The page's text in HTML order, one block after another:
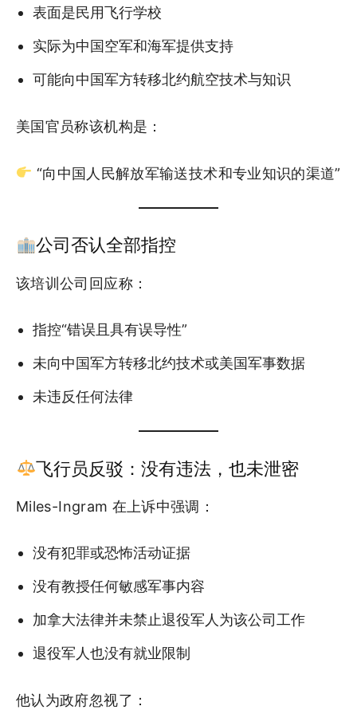
表面是民用飞行学校
实际为中国空军和海军提供支持
可能向中国军方转移北约航空技术与知识
美国官员称该机构是：
“向中国人民解放军输送技术和专业知识的渠道”
公司否认全部指控
该培训公司回应称：
指控“错误且具有误导性”
未向中国军方转移北约技术或美国军事数据
未违反任何法律
飞行员反驳：没有违法，也未泄密
Miles-Ingram 在上诉中强调：
没有犯罪或恐怖活动证据
没有教授任何敏感军事内容
加拿大法律并未禁止退役军人为该公司工作
退役军人也没有就业限制
他认为政府忽视了：